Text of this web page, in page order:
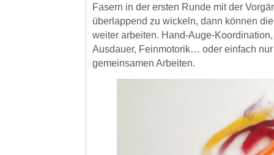
Fasern in der ersten Runde mit der
überlappend zu wickeln, dann können
weiter arbeiten. Hand-Auge-
Ausdauer, Feinmotorik… oder einfach
gemeinsamen Arbeiten.